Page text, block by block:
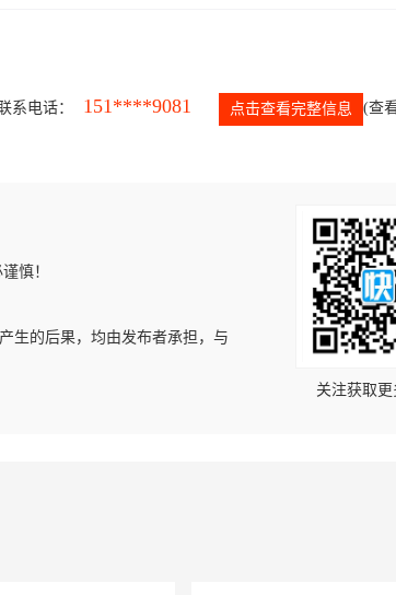
系电话： 151****9081 点击查看完整信息 (查
慎！
生的后果，均由发布者承担，与
关注获取更